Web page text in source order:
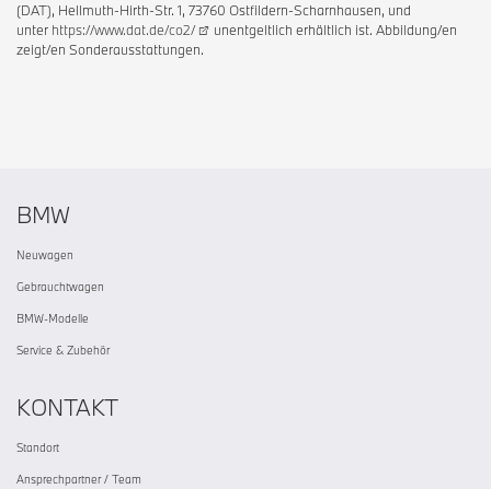
(DAT), Hellmuth-Hirth-Str. 1, 73760 Ostfildern-Scharnhausen, und
unter https://www.dat.de/co2/
unentgeltlich erhältlich ist. Abbildung/en
zeigt/en Sonderausstattungen.
BMW
Neuwagen
Gebrauchtwagen
BMW-Modelle
Service & Zubehör
KONTAKT
Standort
Ansprechpartner / Team